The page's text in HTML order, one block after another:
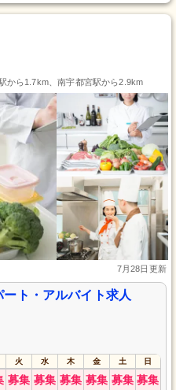
から1.7km、南宇都宮駅から2.9km
7月28日更新
ト・アルバイト求人
火 水 木 金 土 日
募集 募集 募集 募集 募集 募集